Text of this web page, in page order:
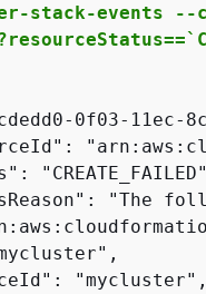
stack-events --
0f03-11ec-
"The
"mycluster",